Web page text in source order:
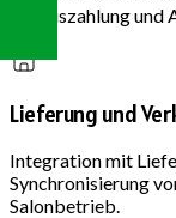
Vorauszahlung und
Lieferung und
Integration mit
Synchronisierung
Salonbetrieb.